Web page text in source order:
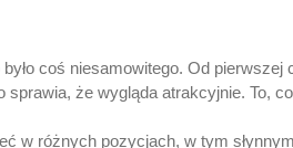
coś niesamowitego. Od
że wygląda atrakcyjnie. To,
w różnych pozycjach, w tym